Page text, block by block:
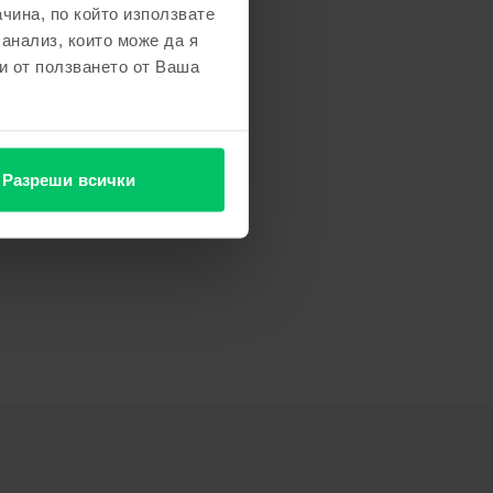
по който използвате
които може да я
от ползването от Ваша
Разреши всички